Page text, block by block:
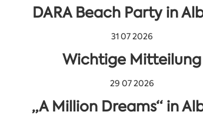
DARA Beach Party in
31 07 2026
Wichtige Mitteilung
29 07 2026
„A Million Dreams“ in